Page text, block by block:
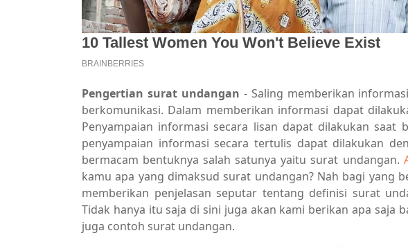
Pengertian surat undangan - Saling memberikan
berkomunikasi. Dalam memberikan informasi dapat
Penyampaian informasi secara lisan dapat dilakukan saat
penyampaian informasi secara tertulis dapat dilakukan
bermacam bentuknya salah satunya yaitu surat undangan.
kamu apa yang dimaksud surat undangan? Nah bagi yang
memberikan penjelasan seputar tentang definisi surat
Tidak hanya itu saja di sini juga akan kami berikan apa saja
juga contoh surat undangan.